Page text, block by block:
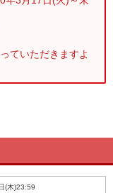
ていただきますよ
(木)23:59